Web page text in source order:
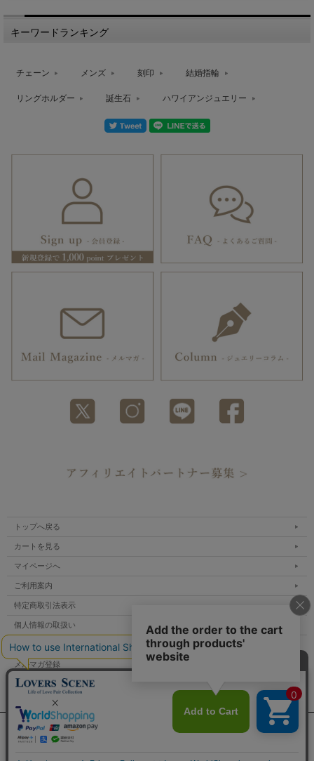
キーワードランキング
チェーン メンズ 刻印 結婚指輪
リングホルダー 誕生石 ハワイアンジュエリー
トップへ戻る
カートを見る
マイページへ
ご利用案内
特定商取引法表示
個人情報の取扱い
サイトマップ
メルマガ登録
お問い合わせ
表示：スマートフォン｜PC